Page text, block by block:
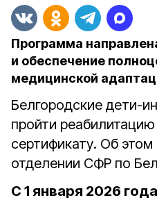
Программа
и обеспечение
медицинской
Белгородские дети-
пройти
сертификату. Об
отделении СФР по
С 1 января 2026 года